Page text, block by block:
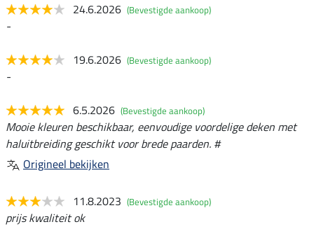
24.6.2026 (Bevestigde aankoop)
-
19.6.2026 (Bevestigde aankoop)
-
6.5.2026 (Bevestigde aankoop)
Mooie kleuren beschikbaar, eenvoudige voordelige deken met
haluitbreiding geschikt voor brede paarden. #
Origineel bekijken
11.8.2023 (Bevestigde aankoop)
prijs kwaliteit ok